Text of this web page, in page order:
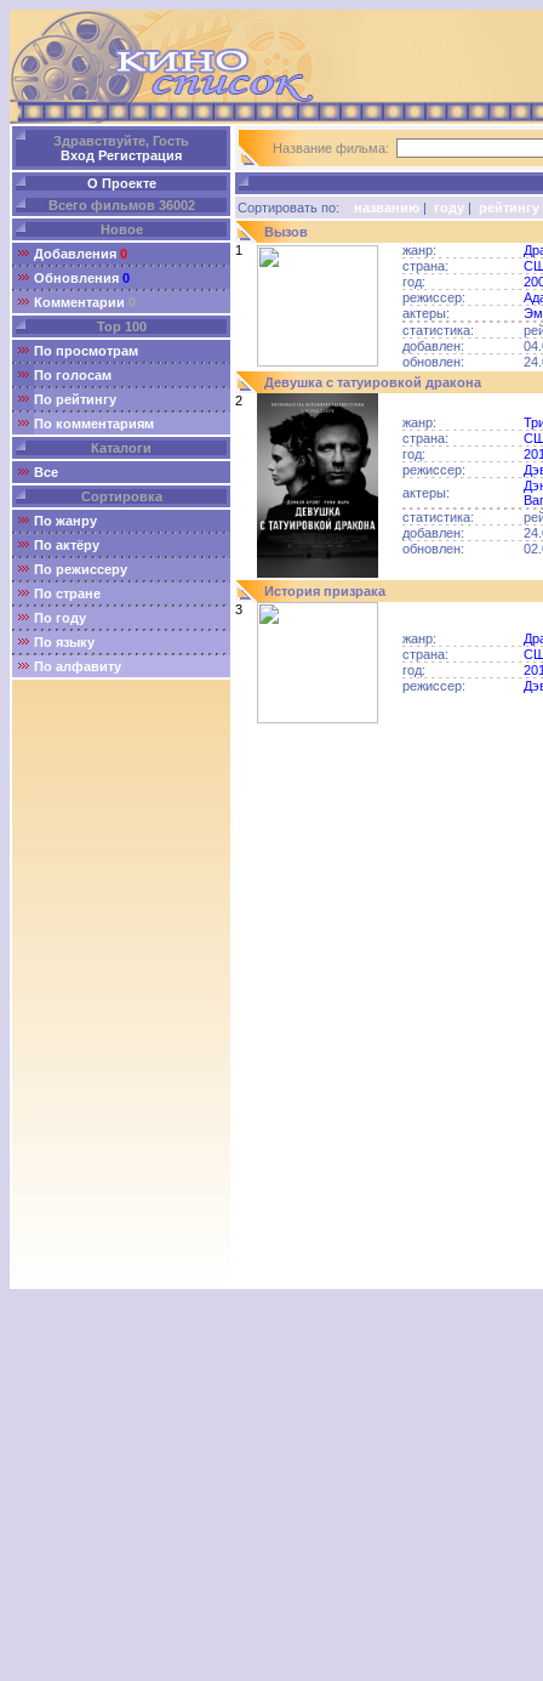
Здравствуйте, Гость
Вход Регистрация
О Проекте
Всего фильмов 36002
Новое
Добавления 0
Обновления 0
Комментарии 0
Top 100
По просмотрам
По голосам
По рейтингу
По комментариям
Каталоги
Все
Сортировка
По жанру
По актёру
По режиссеру
По стране
По году
По языку
По алфавиту
Название фильма:
Сортировать по: названию | году | рейтингу
Вызов
1
жанр:
страна:
год:
режиссер:
актеры:
статистика:
добавлен:
обновлен:
Девушка с татуировкой дракона
2
жанр:
страна:
год:
режиссер:
актеры:
статистика:
добавлен:
обновлен:
История призрака
3
жанр:
страна:
год:
режиссер: